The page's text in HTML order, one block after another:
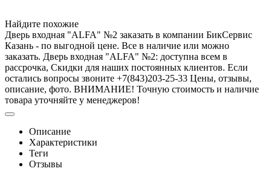
Найдите похожие
Дверь входная "ALFA" №2 заказать в компании БикСервис
Казань - по выгодной цене. Все в наличие или можно
заказать. Дверь входная "ALFA" №2: доступна всем в
рассрочка, Скидки для наших постоянных клиентов. Если
остались вопросы звоните +7(843)203-25-33 Цены, отзывы,
описание, фото. ВНИМАНИЕ! Точную стоимость и наличие
товара уточняйте у менеджеров!
Описание
Характеристики
Теги
Отзывы